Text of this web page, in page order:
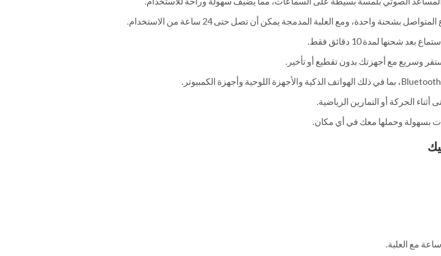
شحنها لمدة 10 دقائق فقط.
الحركة أو التمارين الرياضية.
بسهولة وحملها معك في أي مكان.